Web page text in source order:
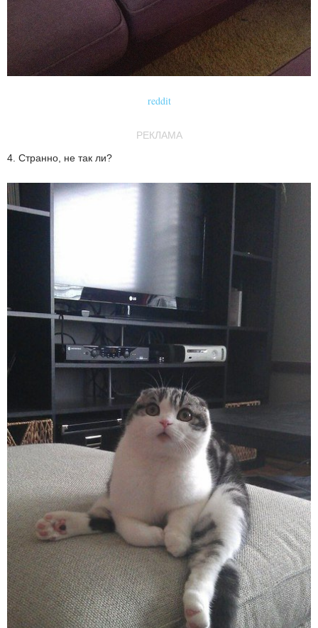
reddit
РЕКЛАМА
4. Странно, не так ли?